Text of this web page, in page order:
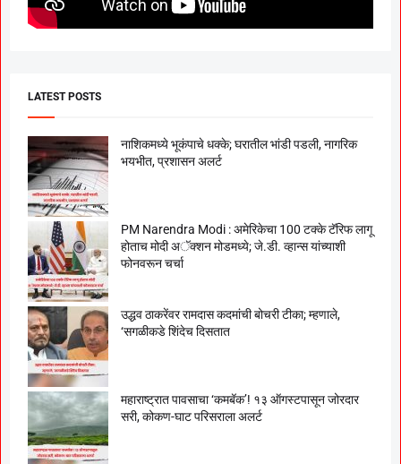
LATEST POSTS
नाशिकमध्ये भूकंपाचे धक्के; घरातील भांडी पडली, नागरिक
भयभीत, प्रशासन अलर्ट
PM Narendra Modi : अमेरिकेचा 100 टक्के टॅरिफ लागू
होताच मोदी अॅक्शन मोडमध्ये; जे.डी. व्हान्स यांच्याशी
फोनवरून चर्चा
उद्धव ठाकरेंवर रामदास कदमांची बोचरी टीका; म्हणाले,
‘सगळीकडे शिंदेच दिसतात
महाराष्ट्रात पावसाचा ‘कमबॅक’! १३ ऑगस्टपासून जोरदार
सरी, कोकण-घाट परिसराला अलर्ट